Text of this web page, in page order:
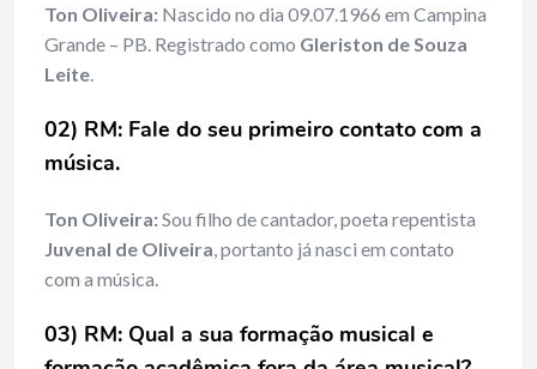
Ton Oliveira: Nascido no dia 09.07.1966 em Campina
Grande – PB. Registrado como Gleriston de Souza
Leite.
02) RM: Fale do seu primeiro contato com a
música.
Ton Oliveira:Sou filho de cantador, poeta repentista
Juvenal de Oliveira, portanto já nasci em contato
com a música.
03) RM: Qual a sua formação musical e